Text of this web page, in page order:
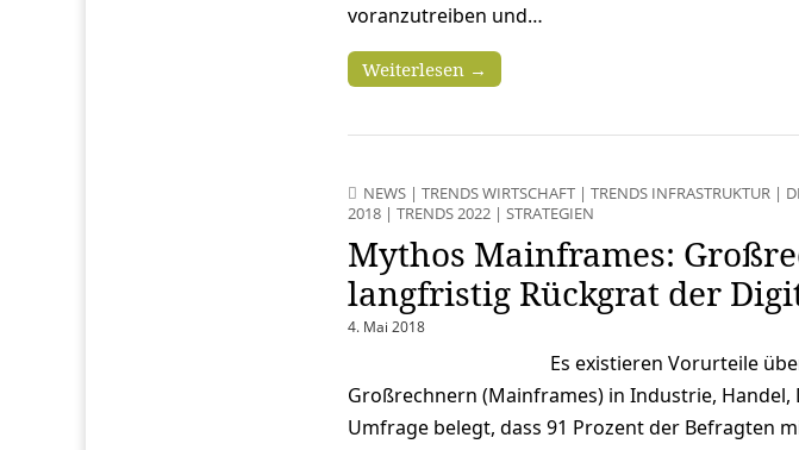
voranzutreiben und…
Weiterlesen →
NEWS| TRENDS WIRTSCHAFT| TRENDS INFRASTRUKTUR|
2018| TRENDS 2022| STRATEGIEN
Mythos Mainframes:
langfristig Rückgrat der
4. Mai 2018
Es existieren Vorurteile
Großrechnern (Mainframes) in Industrie,
Umfrage belegt, dass 91 Prozent der Befragten